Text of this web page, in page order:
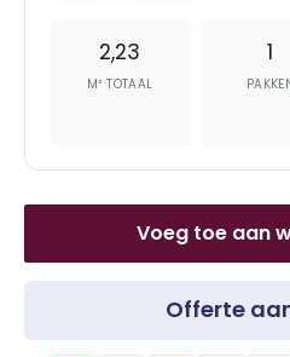
2,23
M² TOTAAL
1
Voeg toe aan
Offerte